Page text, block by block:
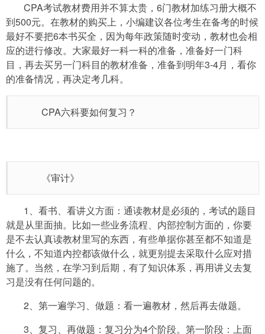
CPA考试教材费用并不算太贵，6门教材加练习册大概不
到500元。在教材的购买上，小编建议各位考生在备考的时候
最好不要把6本书买全，因为每年政策随时变动，教材也会相
应的进行修改。大家最好一科一科的准备，准备好一门科
目，再去买另一门科目的教材准备，准备到明年3-4月，看你
的准备情况，再决定考几科。
CPA六科要如何复习？
《审计》
1、看书、看讲义方面：通读教材是必须的，考试的题目
就是从里面抽。比如一些业务流程、内部控制方面的，你要
是不去认真读教材里写的东西，有些单据你甚至都不知道是
什么，不知道内控都该做什么，就更别提去采取什么应对措
施了。当然，在学习到后期，有了知识体系，再用讲义去复
习是没有任何问题的。
2、第一遍学习、做题：看一遍教材，然后再去做题。
3、复习、再做题：复习分为4个阶段。第一阶段：上面